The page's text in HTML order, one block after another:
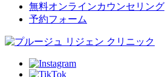
無料オンラインカウンセリング
予約フォーム